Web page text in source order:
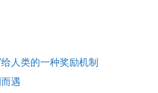
人类的一种奖励机制
遇